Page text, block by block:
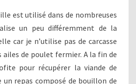
est utilisé dans de nombreuses
un peu différemment de la
car je n’utilise pas de carcasse
ailes de poulet fermier. A la fin de
pour récupérer la viande de
repas composé de bouillon de